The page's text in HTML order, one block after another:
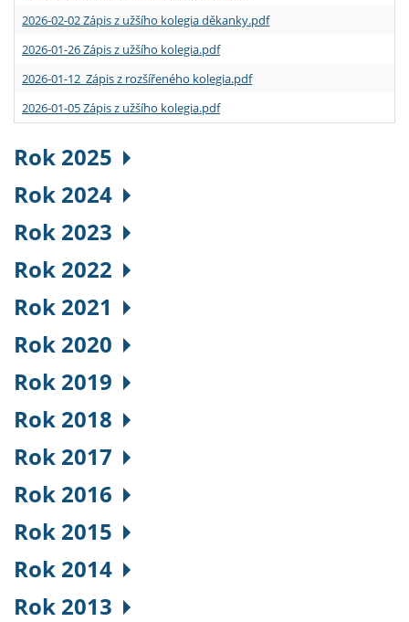
2026-02-02 Zápis z užšího kolegia děkanky.pdf
2026-01-26 Zápis z užšího kolegia.pdf
2026-01-12 Zápis z rozšířeného kolegia.pdf
2026-01-05 Zápis z užšího kolegia.pdf
Rok 2025
Rok 2024
Rok 2023
Rok 2022
Rok 2021
Rok 2020
Rok 2019
Rok 2018
Rok 2017
Rok 2016
Rok 2015
Rok 2014
Rok 2013